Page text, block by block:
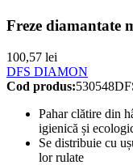
Freze diamantate
100,57 lei
DFS DIAMON
Cod produs:
Pahar clătire din
igienică și
Se distribuie cu
lor rulate